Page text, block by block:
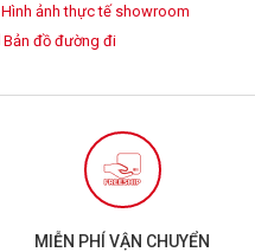
Hình ảnh thực tế showroom
Bản đồ đường đi
MIỄN PHÍ VẬN CHUYỂN